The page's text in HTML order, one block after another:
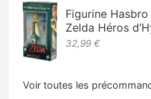
Figurine
Zelda Héros
32,99 €
Voir toutes les